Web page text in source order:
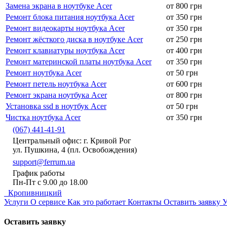
Замена экрана в ноутбуке Acer
от 800 грн
Ремонт блока питания ноутбука Acer
от 350 грн
Ремонт видеокарты ноутбука Acer
от 350 грн
Ремонт жёсткого диска в ноутбуке Acer
от 250 грн
Ремонт клавиатуры ноутбука Acer
от 400 грн
Ремонт материнской платы ноутбука Acer
от 350 грн
Ремонт ноутбука Acer
от 50 грн
Ремонт петель ноутбука Acer
от 600 грн
Ремонт экрана ноутбука Acer
от 800 грн
Установка ssd в ноутбук Acer
от 50 грн
Чистка ноутбука Acer
от 350 грн
(067) 441-41-91
Центральный офис: г. Кривой Рог
ул. Пушкина, 4 (пл. Освобождения)
support@ferrum.ua
График работы
Пн-Пт с 9.00 до 18.00
Кропивницкий
Услуги О сервисе Как это работает Контакты Оставить заявку
Оставить заявку